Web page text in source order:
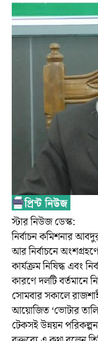
স্টার নিউজ ডেস্ক:
নির্বাচন কমিশনার
আর নির্বাচনে
কার্যক্রম নিষিদ্ধ এবং
কারণে দলটি বর্তমানে
সোমবার সকালে
আয়োজিত ‘ভোটার
টেকসই উন্নয়ন